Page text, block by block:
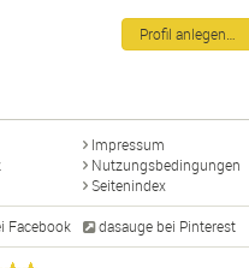
Profil anlegen…
Impressum
Nutzungsbedingungen
Seitenindex
Facebook dasauge bei Pinterest